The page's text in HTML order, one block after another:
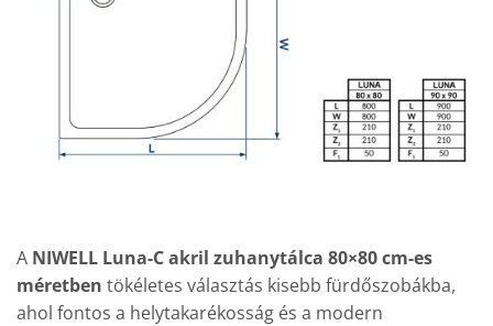
A NIWELL Luna-C akril zuhanytálca 80×80 cm-es
méretben tökéletes választás kisebb fürdőszobákba,
ahol fontos a helytakarékosság és a modern